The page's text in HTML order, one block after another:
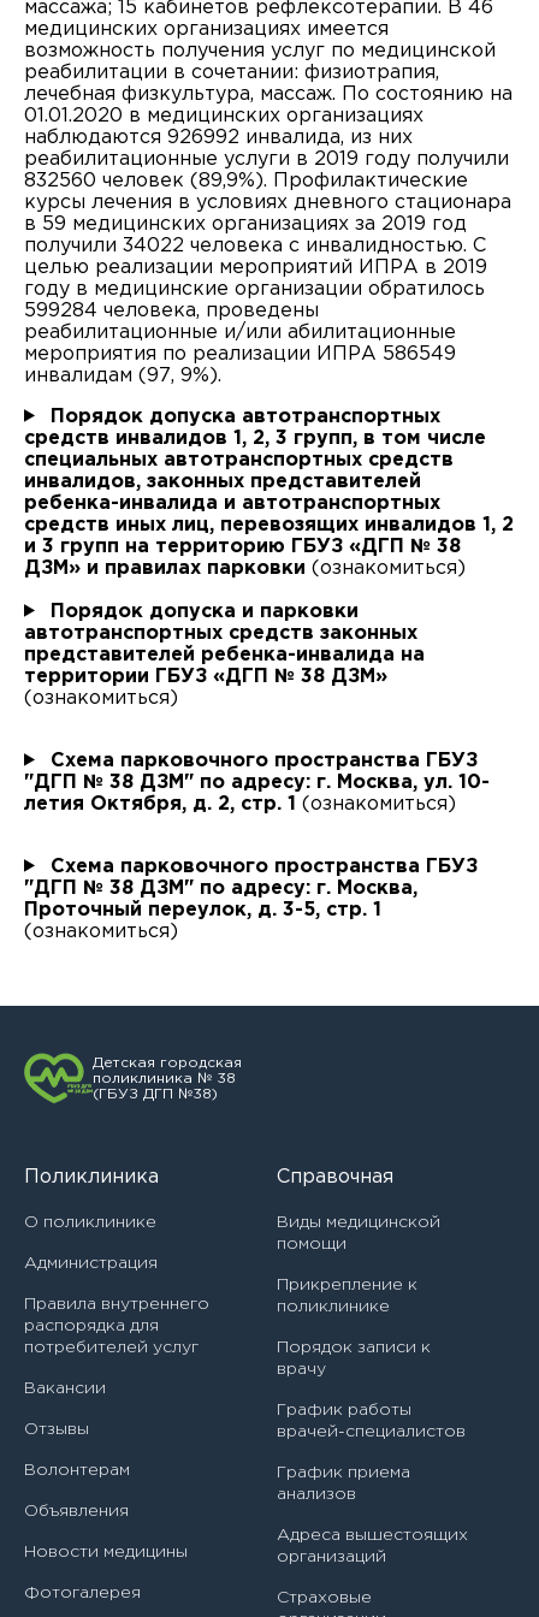
массажа; 15 кабинетов рефлексотерапии. В 46
медицинских организациях имеется
возможность получения услуг по медицинской
реабилитации в сочетании: физиотрапия,
лечебная физкультура, массаж. По состоянию на
01.01.2020 в медицинских организациях
наблюдаются 926992 инвалида, из них
реабилитационные услуги в 2019 году получили
832560 человек (89,9%). Профилактические
курсы лечения в условиях дневного стационара
в 59 медицинских организациях за 2019 год
получили 34022 человека с инвалидностью. С
целью реализации мероприятий ИПРА в 2019
году в медицинские организации обратилось
599284 человека, проведены
реабилитационные и/или абилитационные
мероприятия по реализации ИПРА 586549
инвалидам (97, 9%).
Порядок допуска автотранспортных
средств инвалидов 1, 2, 3 групп, в том числе
специальных автотранспортных средств
инвалидов, законных представителей
ребенка-инвалида и автотранспортных
средств иных лиц, перевозящих инвалидов 1, 2
и 3 групп на территорию ГБУЗ «ДГП № 38
ДЗМ» и правилах парковки (ознакомиться)
Порядок допуска и парковки
автотранспортных средств законных
представителей ребенка-инвалида на
территории ГБУЗ «ДГП № 38 ДЗМ»
(ознакомиться)
Схема парковочного пространства ГБУЗ
"ДГП № 38 ДЗМ" по адресу: г. Москва, ул. 10-
летия Октября, д. 2, стр. 1 (ознакомиться)
Схема парковочного пространства ГБУЗ
"ДГП № 38 ДЗМ" по адресу: г. Москва,
Проточный переулок, д. 3-5, стр. 1
(ознакомиться)
Детская городская
поликлиника № 38
(ГБУЗ ДГП №38)
Поликлиника
О поликлинике
Администрация
Правила внутреннего
распорядка для
потребителей услуг
Вакансии
Отзывы
Волонтерам
Объявления
Новости медицины
Фотогалерея
Справочная
Виды медицинской
помощи
Прикрепление к
поликлинике
Порядок записи к
врачу
График работы
врачей-специалистов
График приема
анализов
Адреса вышестоящих
организаций
Страховые
Врач
Авилова Ирина Алексеевна
Акашева Вера Геннадьевна
Акбаева София Казбековна
Алексеенко Дарья Николаевна
Алиева Динара Романовна
Алиева Патимат Рабазангаджиевна
Алфёрова Алена Павловна
Амяго Алевтина Юрьевна
Ананичева Екатерина Владимировна
Арутюнян Аннман Сергеевна
Асильдарова Маржана Анваровна
Атласова Елена Владимировна
Балехова Наталья Евгеньевна
Белякова Наталья Ивановна
Бережная Елена Александровна
Бирюкова Александра Александровна
Богданова Ирина Владимировна
Бородина Светлана Николаевна
Бурка Александр Александрович
Филиал
Головное учреждение
Детская городская поликлиника № 38 Филиал № 1
Детская городская поликлиника № 38 Филиал № 2
Детская городская поликлиника № 38 Филиал № 3
Направление
Врач - детский кардиолог
Врач - детский уролог-андролог
Врач - детский хирург
Врач по лечебной физкультуре
Врач ультразвуковой диагностики
Врач функциональной диагностики
Врач-акушер-гинеколог
Врач-гастроэнтеролог
Врач-методист
Врач-невролог
Врач-педиатр
Врач-педиатр участковый
Врач-ревматолог
Врач-травматолог-ортопед
Врач-физиотерапевт
Главная медицинская сестра (медбрат)
методической и клинико-экспертной работы врач-
ЗАПИСАТЬСЯ НА ПРИЕМ
ЗАПИСАТЬСЯ НА ПРИЕМ
Я даю согласие на обработку персональных данных